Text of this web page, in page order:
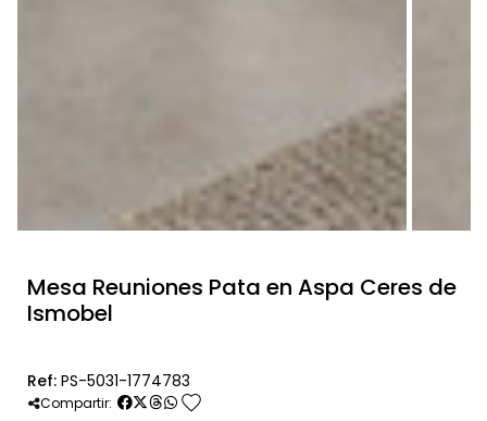
Mesa Reuniones Pata en Aspa Ceres de
Ismobel
Ref: PS-5031-1774783
Compartir: favorite